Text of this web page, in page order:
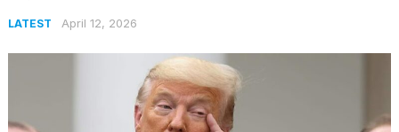
LATEST April 12, 2026